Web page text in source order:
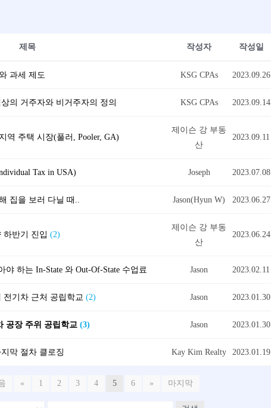
제목 작성자 작성일
과세 제도 KSG CPAs 2023.09.26
의 거주자와 비거주자의 정의 KSG CPAs 2023.09.14
역 주택 시장(풀러, Pooler, GA)
제이슨 강 부동
산
2023.09.11
Tax in USA) Joseph 2023.07.08
집을 보러 다닐 때.. Jason(Hyun W) 2023.06.27
하반기 진입 (2)
제이슨 강 부동
산
2023.06.24
하는 In-State 와 Out-Of-State 수업료 Jason 2023.02.11
전기차 근처 공립학교 (2) Jason 2023.01.30
공장 주위 공립학교 (3) Jason 2023.01.30
막 절차 클로징 Kay Kim Realty 2023.01.19
« 1 2 3 4 5 6 » 마지막